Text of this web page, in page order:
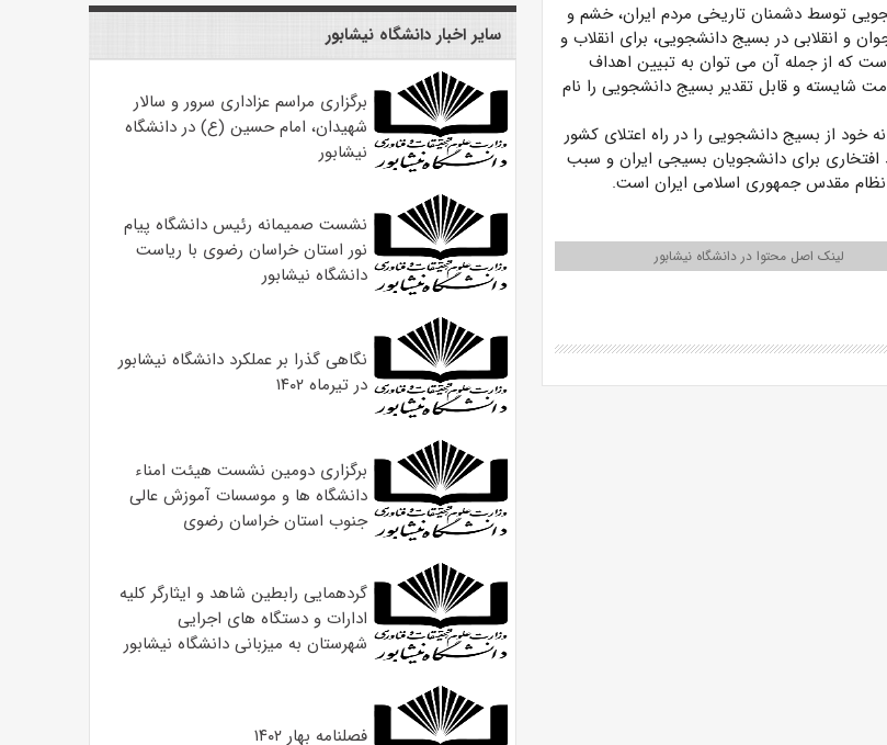
توسط دشمنان تاریخی مردم ایران، خشم و
و انقلابی در بسیج دانشجویی، برای انقلاب و
که از جمله آن می توان به تبیین اهداف
شایسته و قابل تقدیر بسیج دانشجویی را نام
خود از بسیج دانشجویی را در راه اعتلای کشور
افتخاری برای دانشجویان بسیجی ایران و سبب
مقدس جمهوری اسلامی ایران است.
لینک اصل محتوا در دانشگاه نیشابور
سایر اخبار دانشگاه نیشابور
برگزاری مراسم عزاداری سرور و سالار
شهیدان، امام حسین (ع) در دانشگاه
نیشابور
نشست صمیمانه رئیس دانشگاه پیام
نور استان خراسان رضوی با ریاست
دانشگاه نیشابور
نگاهی گذرا بر عملکرد دانشگاه نیشابور
در تیرماه ۱۴۰۲
برگزاری دومین نشست هیئت امناء
دانشگاه ها و موسسات آموزش عالی
جنوب استان خراسان رضوی
گردهمایی رابطین شاهد و ایثارگر کلیه
ادارات و دستگاه های اجرایی
شهرستان به میزبانی دانشگاه نیشابور
فصلنامه بهار ۱۴۰۲